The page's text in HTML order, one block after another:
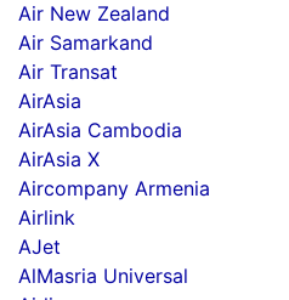
Air New Zealand
Air Samarkand
Air Transat
AirAsia
AirAsia Cambodia
AirAsia X
Aircompany Armenia
Airlink
AJet
AlMasria Universal